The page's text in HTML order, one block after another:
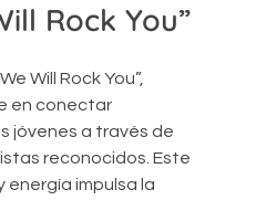
Rock You”
Will Rock You”,
en conectar
jóvenes a través de
reconocidos. Este
energía impulsa la